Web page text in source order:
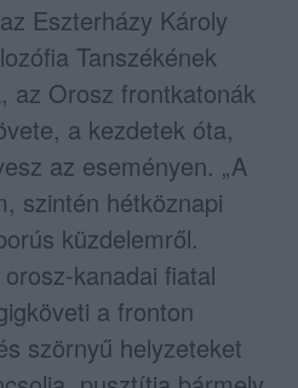
Eszterházy Károly
Tanszékének
az Orosz frontkatonák
a kezdetek óta,
az eseményen. „A
szintén hétköznapi
küzdelemről.
kanadai fiatal
a fronton
szörnyű helyzeteket